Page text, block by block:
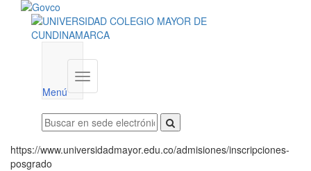
Menú
Menú
institucional
https://www.universidadmayor.edu.co/admisiones/inscripciones-
posgrado